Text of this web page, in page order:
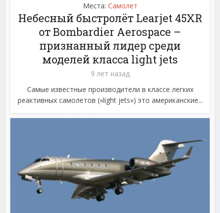
Места: Самолет
Небесный быстролёт Learjet 45XR
от Bombardier Aerospace –
признанный лидер среди
моделей класса light jets
9 лет назад
Самые известные производители в классе легких
реактивных самолетов («light jets») это американские...